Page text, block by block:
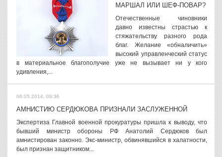
МАРШАЛ ИЛИ ШЕФ-ПОВАР?
Отечественные чиновники
давно известны страстью к
стяжательству разного рода
благ. Желание «обналичить»
высокий управленческий статус
в материальное благополучие уже не вызывает ни у кого
удивления,...
06.05.2014, 09:36
АМНИСТИЮ СЕРДЮКОВА ПРИЗНАЛИ ЗАСЛУЖЕННОЙ
Экспертиза Главной военной прокуратуры пришла к выводу, что
бывший министр обороны РФ Анатолий Сердюков был
амнистирован законно. Экс-министр, обвинявшийся в халатности,
был признан защитником...